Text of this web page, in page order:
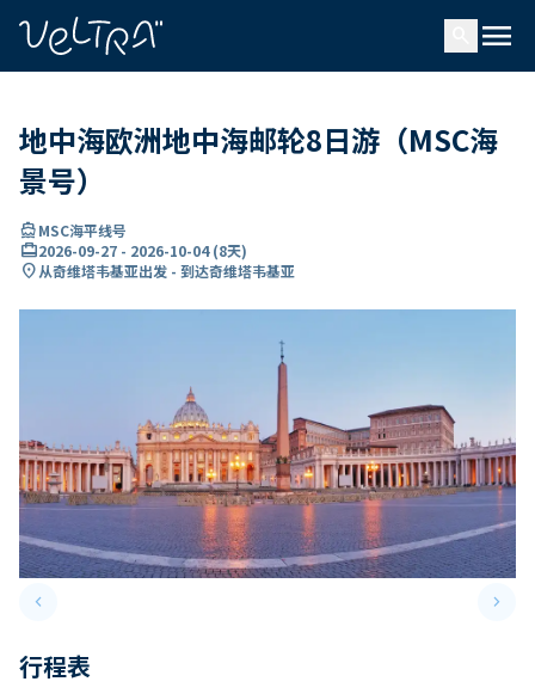
menu
地中海欧洲地中海邮轮8日游（MSC海
景号）
directions_boatMSC海平线号
card_travel2026-09-27 - 2026-10-04(8天)
location_on从奇维塔韦基亚出发 - 到达奇维塔韦基亚
keyboard_arrow_leftPrevious slide keyboard_arrow_right
行程表